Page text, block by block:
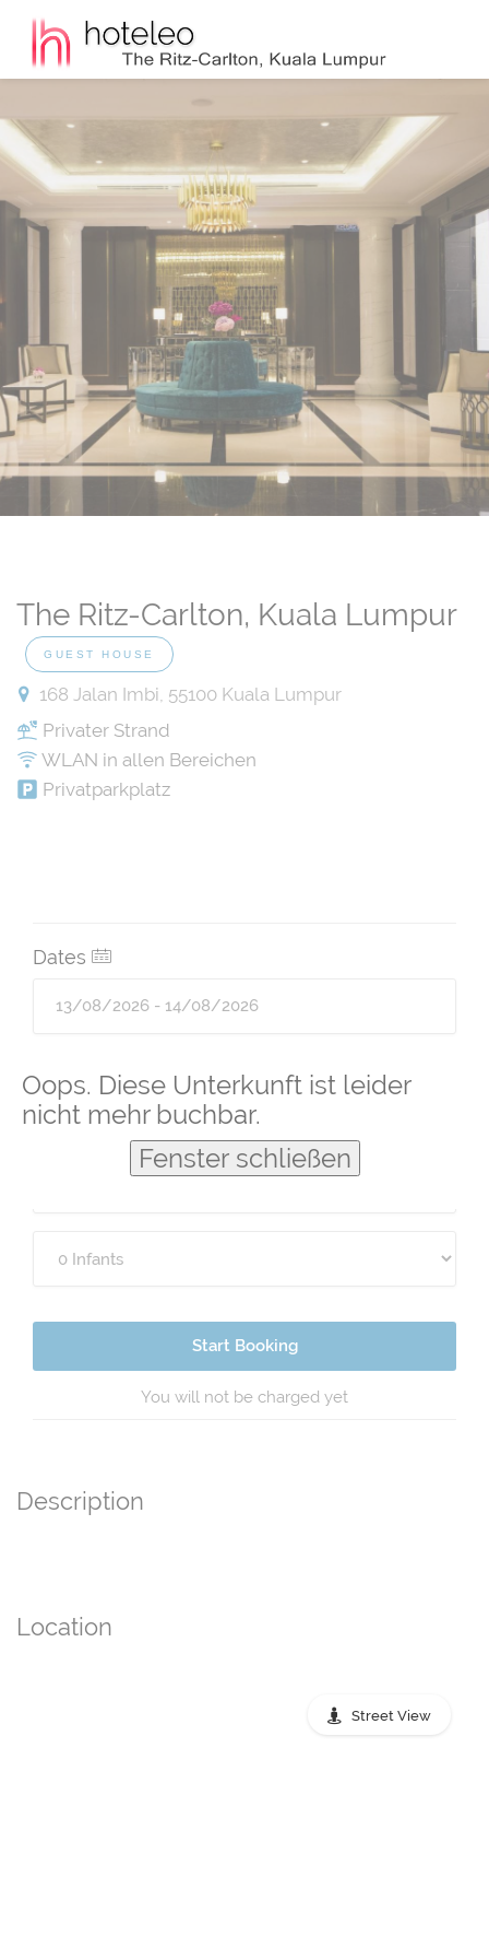
Oops. Diese Unterkunft ist leider
nicht mehr buchbar.
Fenster schließen
The Ritz-Carlton, Kuala Lumpur
GUEST HOUSE
168 Jalan Imbi, 55100 Kuala Lumpur
Privater Strand
WLAN in allen Bereichen
Privatparkplatz
Dates
Start Booking
You will not be charged yet
Description
Location
Street View